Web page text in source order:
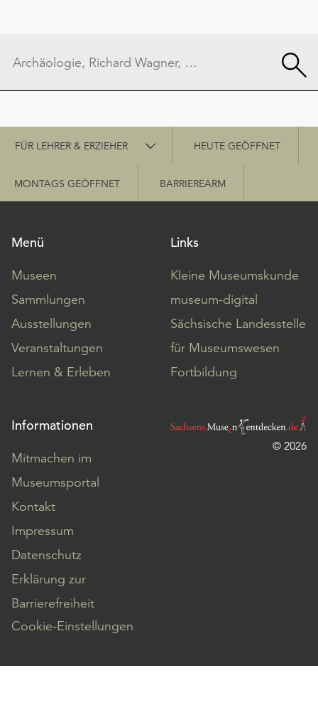
Schnellzugriff
FÜR LEHRER & ERZIEHER HEUTE GEÖFFNET
MONTAGS GEÖFFNET BARRIEREARM
Menü
Museen
Sammlungen
Ausstellungen
Veranstaltungen
Lernen & Erleben
Links
Kleine Museumskunde
museum-digital
Sächsische Landesstelle
für Museumswesen
Fortbildung
Informationen
Mitmachen im
Museumsportal
Kontakt
Impressum
Datenschutz
Erklärung zur
Barrierefreiheit
Cookie-Einstellungen
© 2026